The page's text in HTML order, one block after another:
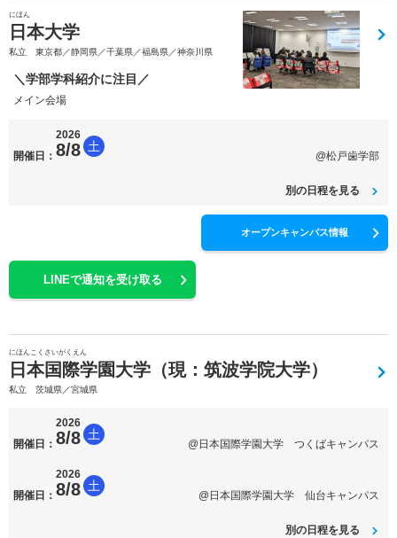
にほん
日本大学
私立 東京都／静岡県／千葉県／福島県／神奈川県
＼学部学科紹介に注目／
メイン会場
開催日：
2026
8/8 土
@松戸歯学部
別の日程を見る
オープンキャンパス情報
LINEで通知を受け取る
にほんこくさいがくえん
日本国際学園大学（現：筑波学院大学）
私立 茨城県／宮城県
開催日：
2026
8/8 土
@日本国際学園大学 つくばキャンパス
開催日：
2026
8/8 土
@日本国際学園大学 仙台キャンパス
別の日程を見る